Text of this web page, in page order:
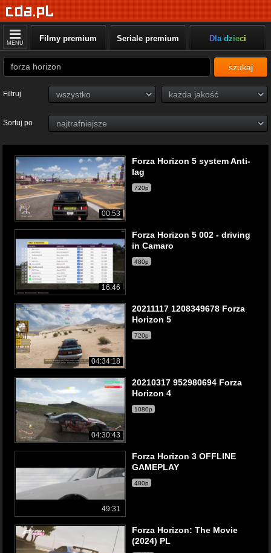
MENU Filmy premium Seriale premium Dla dzieci
szukaj
Filtruj
Sortuj po
00:53
Forza Horizon 5 system Anti-
lag
720p
16:46
Forza Horizon 5 002 - driving
in Camaro
480p
04:34:18
20211117 1208349678 Forza
Horizon 5
720p
04:30:43
20210317 952980694 Forza
Horizon 4
1080p
49:31
Forza Horizon 3 OFFLINE
GAMEPLAY
480p
Forza Horizon: The Movie
(2024) PL